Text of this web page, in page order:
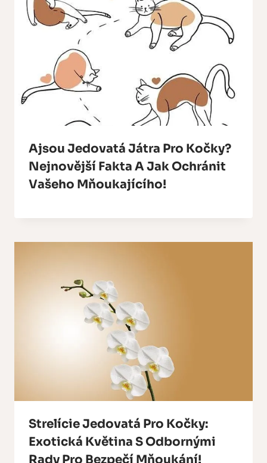
Ajsou Jedovatá Játra Pro Kočky?
Nejnovější Fakta A Jak Ochránit
Vašeho Mňoukajícího!
Strelície Jedovatá Pro Kočky:
Exotická Květina S Odbornými
Rady Pro Bezpečí Mňoukání!